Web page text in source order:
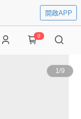
開啟APP
0
1/9